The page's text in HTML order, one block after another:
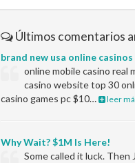
Últimos comentarios
brand new usa online casinos
online mobile casino real
casino website top 30
casino games pc $10…
leer
Why Wait? $1M Is Here!
Some called it luck.